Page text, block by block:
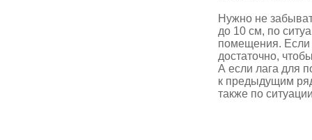
Нужно не
до 10 см, по
помещения. Если
достаточно,
А если лага для
к предыдущим
также по